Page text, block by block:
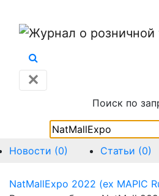
✕
Поиск по
NatMallExpo 2022 (ex MAPIC
Новости (0) Статьи (0)